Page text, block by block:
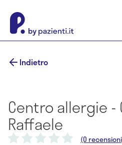
Indietro
Centro allergie -
Raffaele
(0